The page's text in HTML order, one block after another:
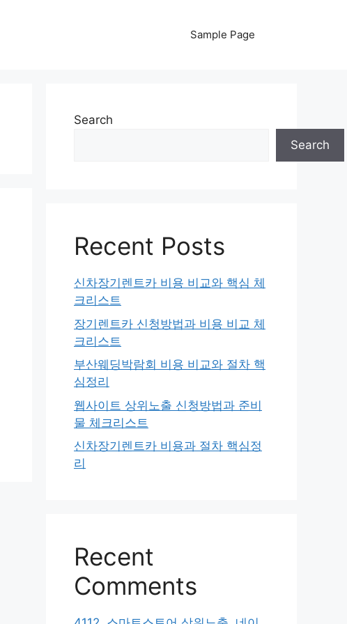
Sample Page
Search
Search
Recent Posts
신차장기렌트카 비용 비교와 핵심 체
크리스트
장기렌트카 신청방법과 비용 비교 체
크리스트
부산웨딩박람회 비용 비교와 절차 핵
심정리
웹사이트 상위노출 신청방법과 준비
물 체크리스트
신차장기렌트카 비용과 절차 핵심정
리
Recent
Comments